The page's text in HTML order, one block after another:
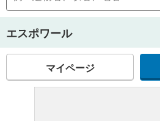
エスポワール
マイページ